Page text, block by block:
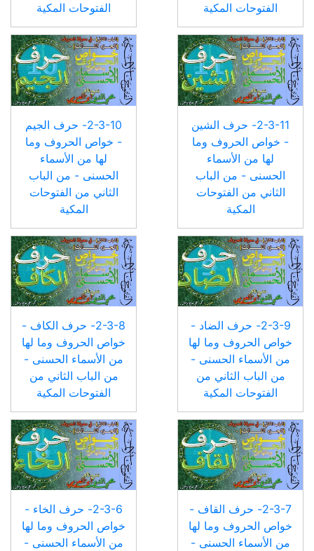
الفتوحات المكية
الفتوحات المكية
2-3-11- حرف الشين
- خواص الحروف وما
لها من الأسماء
الحسنى - من الباب
الثاني من الفتوحات
المكية
2-3-10- حرف الجيم
- خواص الحروف وما
لها من الأسماء
الحسنى - من الباب
الثاني من الفتوحات
المكية
2-3-9- حرف الضاد -
خواص الحروف وما لها
من الأسماء الحسنى -
من الباب الثاني من
الفتوحات المكية
2-3-8- حرف الكاف -
خواص الحروف وما لها
من الأسماء الحسنى -
من الباب الثاني من
الفتوحات المكية
2-3-7- حرف القاف -
خواص الحروف وما لها
من الأسماء الحسنى -
2-3-6- حرف الخاء -
خواص الحروف وما لها
من الأسماء الحسنى -